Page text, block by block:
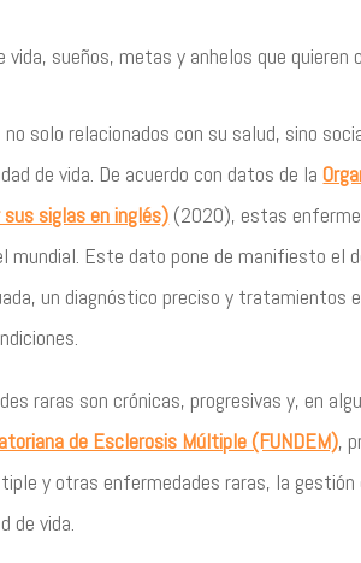
sueños, metas y anhelos que quieren
solo relacionados con su salud, sino
de vida. De acuerdo con datos de la
sus siglas en inglés) (2020), estas
mundial. Este dato pone de manifiesto el
un diagnóstico preciso y tratamientos
raras son crónicas, progresivas y, en
de Esclerosis Múltiple (FUNDEM),
y otras enfermedades raras, la gestión
de vida.